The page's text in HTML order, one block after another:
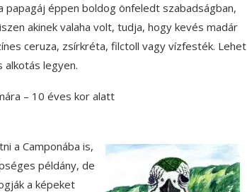
éppen boldog önfeledt szabadságban,
akinek valaha volt, tudja, hogy kevés madár
ceruza, zsírkréta, filctoll vagy vízfesték. Lehet
alkotás legyen.
– 10 éves kor alatt
a Camponába is,
példány, de
a képeket